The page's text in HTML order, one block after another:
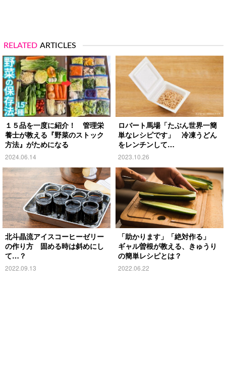
RELATED ARTICLES
１５品を一度に紹介！ 管理栄
養士が教える『野菜のストック
方法』がためになる
2024.06.14
ロバート馬場「たぶん世界一簡
単なレシピです」 冷凍うどん
をレンチンして…
2023.10.26
北斗晶流アイスコーヒーゼリー
の作り方 固める時は斜めにし
て…？
2022.09.13
「助かります」「絶対作る」
ギャル曽根が教える、きゅうり
の簡単レシピとは？
2022.06.22